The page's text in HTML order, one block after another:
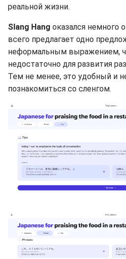
реальной жизни.
Slang Hang оказался немного
всего предлагает одно
неформальным выражением,
недостаточно для развития
Тем не менее, это удобный и
познакомиться со сленгом.